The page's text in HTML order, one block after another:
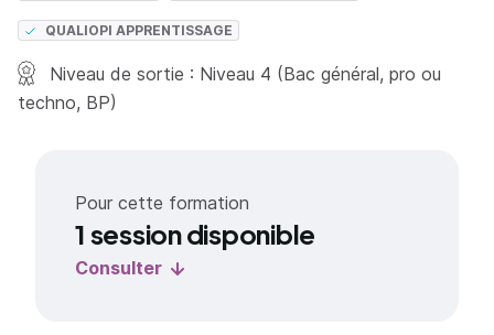
QUALIOPI APPRENTISSAGE
Niveau de sortie : Niveau 4 (Bac général, pro ou
techno, BP)
Pour cette formation
1 session disponible
Consulter